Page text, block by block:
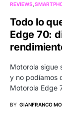
REVIEWS
Todo lo
Edge 70:
Motorola sigue
y no podíamos
Motorola Edge
BY GIANFRANCO